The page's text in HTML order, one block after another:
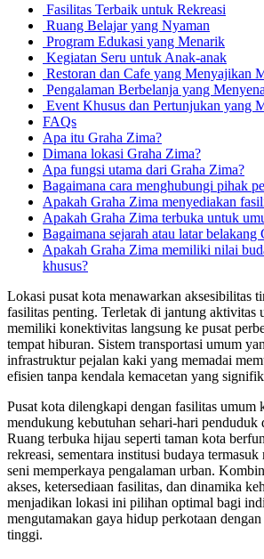
Fasilitas Terbaik untuk Rekreasi
Ruang Belajar yang Nyaman
Program Edukasi yang Menarik
Kegiatan Seru untuk Anak-anak
Restoran dan Cafe yang Menyajikan
Pengalaman Berbelanja yang
Event Khusus dan Pertunjukan yang
FAQs
Apa itu Graha Zima?
Dimana lokasi Graha Zima?
Apa fungsi utama dari Graha Zima?
Bagaimana cara menghubungi pihak
Apakah Graha Zima menyediakan
Apakah Graha Zima terbuka untuk
Bagaimana sejarah atau latar belakang
Apakah Graha Zima memiliki nilai
khusus?
Lokasi pusat kota menawarkan aksesibilitas
fasilitas penting. Terletak di jantung aktivitas
memiliki konektivitas langsung ke pusat
tempat hiburan. Sistem transportasi umum
infrastruktur pejalan kaki yang memadai
efisien tanpa kendala kemacetan yang
Pusat kota dilengkapi dengan fasilitas umum
mendukung kebutuhan sehari-hari penduduk
Ruang terbuka hijau seperti taman kota
rekreasi, sementara institusi budaya termasuk
seni memperkaya pengalaman urban.
akses, ketersediaan fasilitas, dan dinamika
menjadikan lokasi ini pilihan optimal bagi
mengutamakan gaya hidup perkotaan
tinggi.